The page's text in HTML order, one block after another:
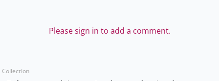
Please sign in to add a comment.
Collection